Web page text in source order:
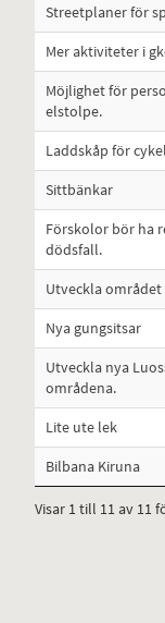
Streetplaner för
Mer aktiviteter i
Möjlighet för
elstolpe.
Laddskåp för
Sittbänkar
Förskolor bör ha
dödsfall.
Utveckla
Nya gungsitsar
Utveckla nya
områdena.
Lite ute lek
Bilbana Kiruna
Visar 1 till 11 av 11